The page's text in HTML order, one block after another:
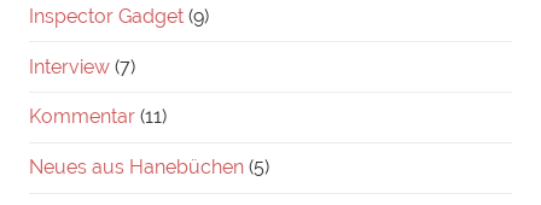
Inspector Gadget (9)
Interview (7)
Kommentar (11)
Neues aus Hanebüchen (5)